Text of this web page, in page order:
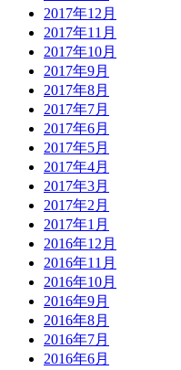
2017年12月
2017年11月
2017年10月
2017年9月
2017年8月
2017年7月
2017年6月
2017年5月
2017年4月
2017年3月
2017年2月
2017年1月
2016年12月
2016年11月
2016年10月
2016年9月
2016年8月
2016年7月
2016年6月